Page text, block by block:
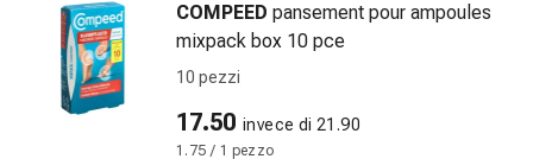
tubolari
Materiali
Ustioni
COMPEED pansement pour ampoules
mixpack box 10 pce
10 pezzi
17.50 invece di 21.90
1.75 / 1 pezzo